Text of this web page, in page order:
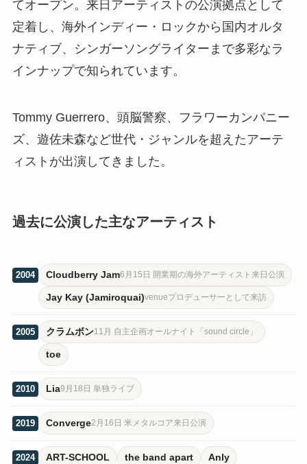
てオープン。来日アーティストの公演拠点として
定着し、海外インディー・ロックから国内オルタ
ナティブ、シンガーソングライターまで多彩なラ
インナップで知られています。
Tommy Guerrero、頭脳警察、フラワーカンパニー
ズ、遊佐未森など世代・ジャンルを超えたアーテ
ィストが出演してきました。
過去に公演した主なアーティスト
2004 Cloudberry Jam6月15日 開業期の海外アーティスト来日公演
Jay Kay (Jamiroquai)venueプロデューサーとして来訪
2005 クラムボン11月 自主企画オールナイト「sound circle」
toe
2010 Lia9月18日 単独ライブ
2019 Converge2月16日 米メタルコア来日公演
2024 ART-SCHOOL the band apart Anly